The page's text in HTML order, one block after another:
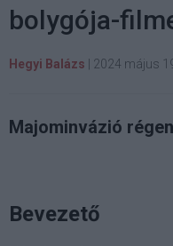
bolygója-
Hegyi Balázs 2024 május
Majominvázió
Bevezető